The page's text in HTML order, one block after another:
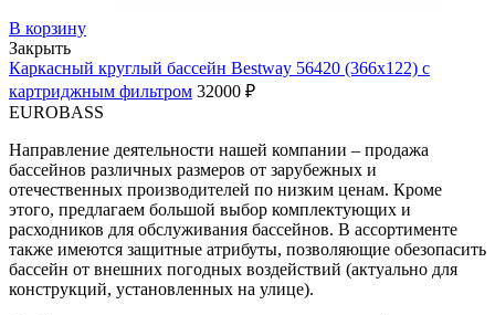
В корзину
Закрыть
Каркасный круглый бассейн Bestway 56420 (366х122) с
картриджным фильтром 32000 ₽
EUROBASS
Направление деятельности нашей компании – продажа
бассейнов различных размеров от зарубежных и
отечественных производителей по низким ценам. Кроме
этого, предлагаем большой выбор комплектующих и
расходников для обслуживания бассейнов. В ассортименте
также имеются защитные атрибуты, позволяющие обезопасить
бассейн от внешних погодных воздействий (актуально для
конструкций, установленных на улице).